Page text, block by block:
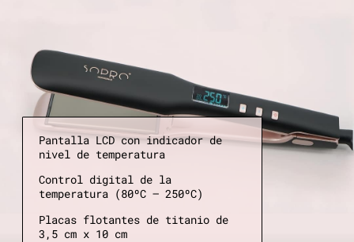
Pantalla LCD con indicador de
nivel de temperatura
Control digital de la
temperatura (80ºC – 250ºC)
Placas flotantes de titanio de
3,5 cm x 10 cm